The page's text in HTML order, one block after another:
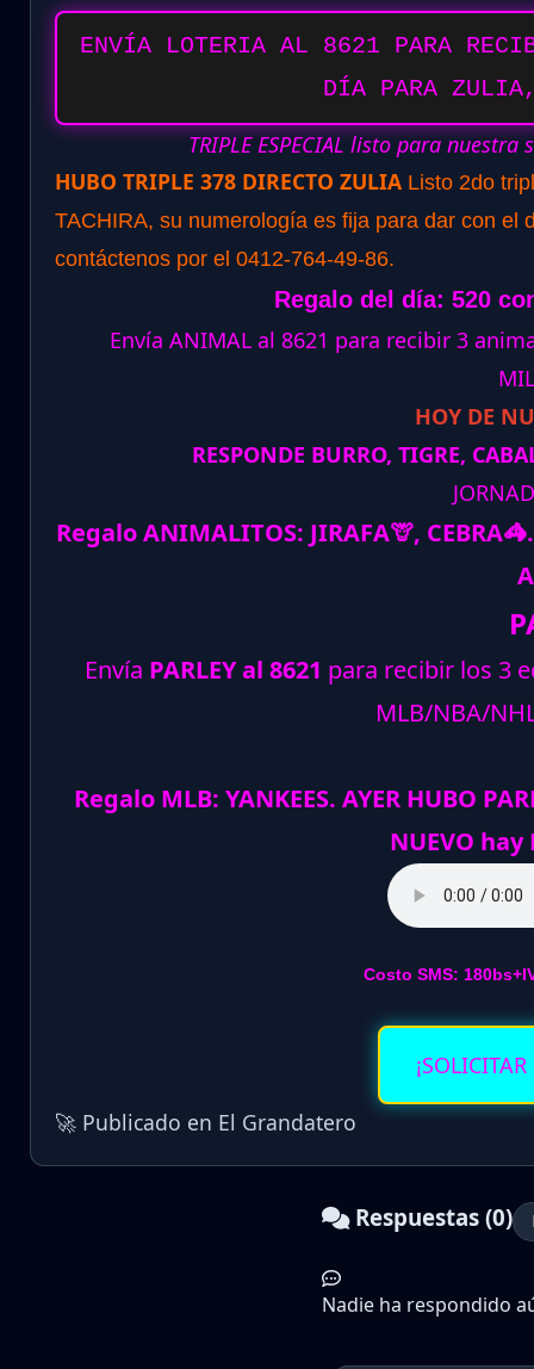
ENVÍA LOTERIA AL 8621 PARA
DÍA PARA
TRIPLE ESPECIAL listo para
HUBO TRIPLE 378 DIRECTO ZULIA Listo 2do
TACHIRA, su numerología es fija para dar con el
contáctenos por el 0412-764-49-86.
Regalo del día: 520
Envía ANIMAL al 8621 para recibir 3
HOY DE
RESPONDE BURRO, TIGRE,
Regalo ANIMALITOS: JIRAFA🦒, CEBRA🦓.
Envía PARLEY al 8621 para recibir los 3
MLB/NBA/
Regalo MLB: YANKEES. AYER HUBO
NUEVO hay
Costo SMS:
🚀 Publicado en El Grandatero
Respuestas (0)
Nadie ha respondido